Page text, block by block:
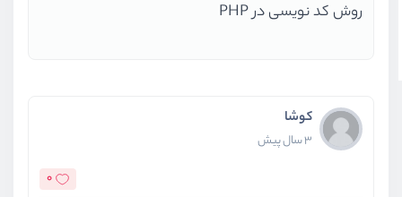
روش کد نویسی در PHP
کوشا
3 سال پیش
0